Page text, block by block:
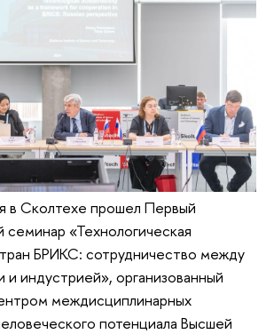
в Сколтехе прошел Первый
«Технологическая
БРИКС: сотрудничество между
и индустрией», организованный
междисциплинарных
потенциала Высшей